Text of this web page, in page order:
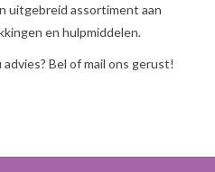
uitgebreid assortiment aan
en hulpmiddelen.
Bel of mail ons gerust!